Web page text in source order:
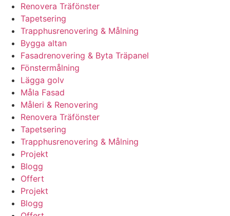
Renovera Träfönster
Tapetsering
Trapphusrenovering & Målning
Bygga altan
Fasadrenovering & Byta Träpanel
Fönstermålning
Lägga golv
Måla Fasad
Måleri & Renovering
Renovera Träfönster
Tapetsering
Trapphusrenovering & Målning
Projekt
Blogg
Offert
Projekt
Blogg